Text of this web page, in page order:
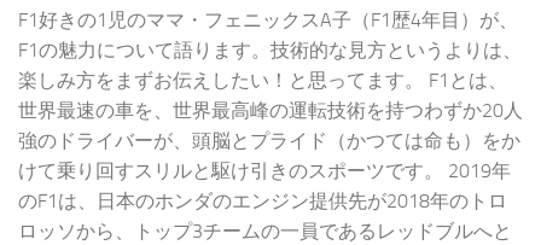
F1好きの1児のママ・フェニックスA子（F1歴4年目）が、
F1の魅力について語ります。技術的な見方というよりは、
楽しみ方をまずお伝えしたい！と思ってます。 F1とは、
世界最速の車を、世界最高峰の運転技術を持つわずか20人
強のドライバーが、頭脳とプライド（かつては命も）をか
けて乗り回すスリルと駆け引きのスポーツです。 2019年
のF1は、日本のホンダのエンジン提供先が2018年のトロ
ロッソから、トップ3チームの一員であるレッドブルへと